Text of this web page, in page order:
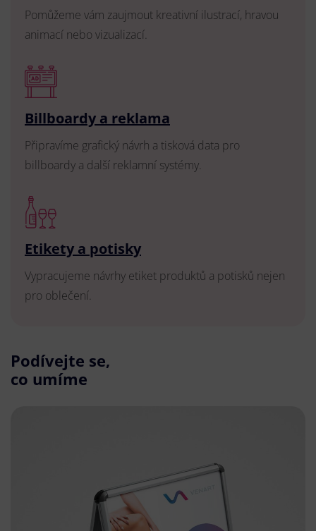
Pomůžeme vám zaujmout kreativní ilustrací, hravou
animací nebo vizualizací.
Billboardy a reklama
Připravíme grafický návrh a tisková data pro
billboardy a další reklamní systémy.
Etikety a potisky
Vypracujeme návrhy etiket produktů a potisků nejen
pro oblečení.
Podívejte se,
co umíme